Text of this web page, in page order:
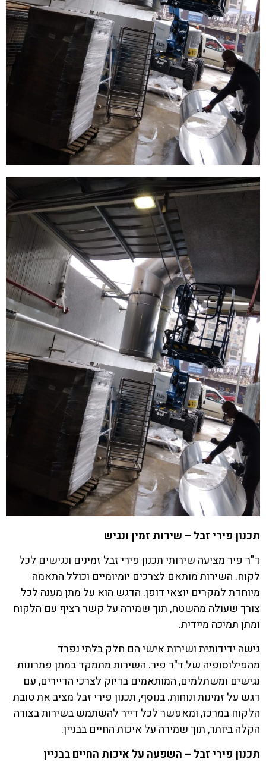
תכנון פירי זבל – שירות זמין ונגיש
ד"ר פיר מציעה שירותי תכנון פירי זבל זמינים ונגישים לכל
לקוח. השירות מותאם לצרכים יומיומיים וכולל התאמה
מיוחדת למקרים יוצאי דופן. הדגש הוא על מתן מענה לכל
צורך שעולה מהשטח, תוך שמירה על קשר רציף עם הלקוח
ומתן תמיכה מיידית.
גישה ידידותית ושירות אישי הם חלק בלתי נפרד
מהפילוסופיה של ד"ר פיר. השירות מתמקד במתן פתרונות
נגישים ומשתלמים, המותאמים בדיוק לצרכי הדיירים, עם
דגש על זמינות ונוחות. בנוסף, תכנון פירי זבל מציב את טובת
הלקוח במרכז, ומאפשר לכל דייר להשתמש בשירות בצורה
הקלה ביותר, תוך שמירה על איכות החיים בבניין.
תכנון פירי זבל – השפעה על איכות החיים בבניין